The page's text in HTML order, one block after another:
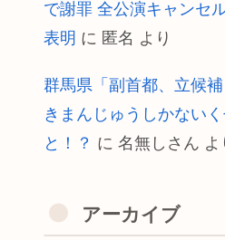
で謝罪 全公演キャンセ
表明 に 匿名 より
群馬県「副首都、立候
きまんじゅうしかない
と！？ に 名無しさん よ
アーカイブ